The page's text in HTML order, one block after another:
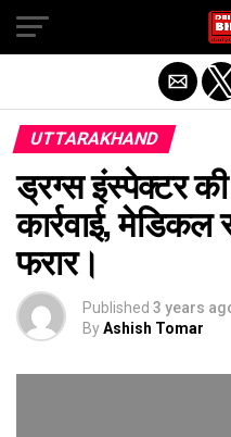
UTTARAKHAND
ड्रग्स इंस्पेक्टर की
कार्रवाई,
फरार।
Published 3 years
ByAshish Tomar
Exit